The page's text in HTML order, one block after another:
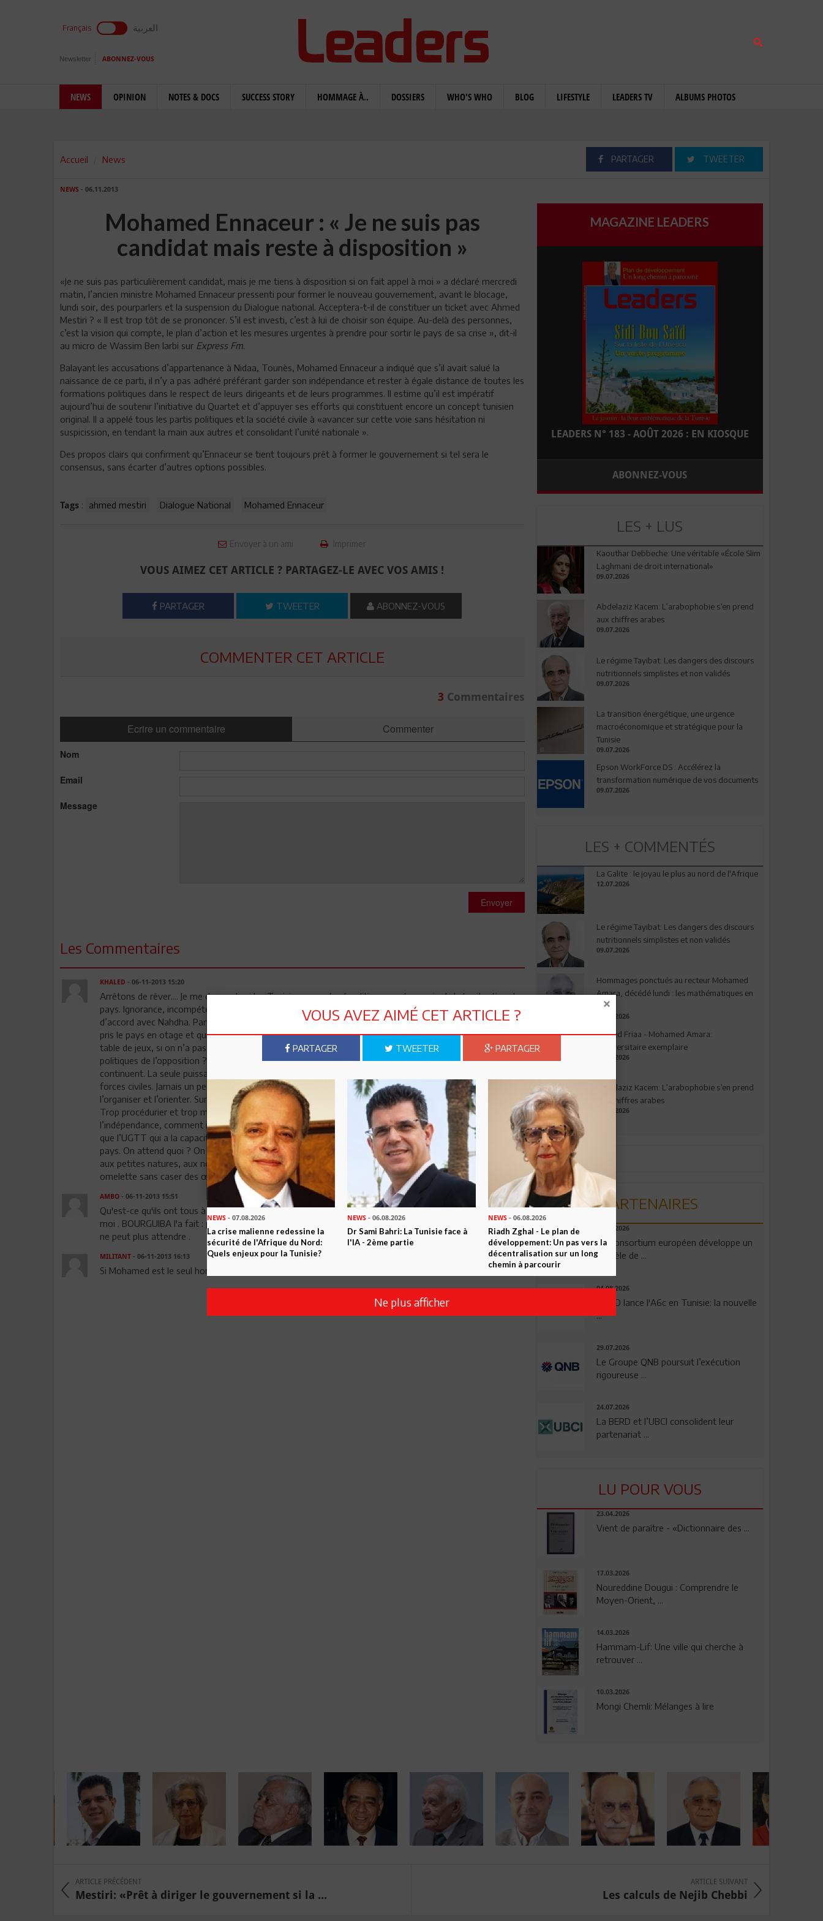
Français العربية
Newsletter ABONNEZ-VOUS
NEWS OPINION NOTES & DOCS SUCCESS STORY HOMMAGE À.. DOSSIERS WHO'S WHO BLOG LIFESTYLE LEADERS TV ALBUMS PHOTOS
Accueil News PARTAGER TWEETER
NEWS - 06.11.2013
Mohamed Ennaceur : « Je ne suis pas
candidat mais reste à disposition »
«Je ne suis pas particulièrement candidat, mais je me tiens à disposition si on fait appel à moi » a déclaré mercredi
matin, l’ancien ministre Mohamed Ennaceur pressenti pour former le nouveau gouvernement, avant le blocage,
lundi soir, des pourparlers et la suspension du Dialogue national. Acceptera-t-il de constituer un ticket avec Ahmed
Mestiri ? « Il est trop tôt de se prononcer. S’il est investi, c’est à lui de choisir son équipe. Au-delà des personnes,
c’est la vision qui compte, le plan d’action et les mesures urgentes à prendre pour sortir le pays de sa crise », dit-il
au micro de Wassim Ben larbi sur Express Fm.
Balayant les accusations d’appartenance à Nidaa, Tounès, Mohamed Ennaceur a indiqué que s’il avait salué la
naissance de ce parti, il n’y a pas adhéré préférant garder son indépendance et rester à égale distance de toutes les
formations politiques dans le respect de leurs dirigeants et de leurs programmes. Il estime qu’il est impératif
aujourd’hui de soutenir l’initiative du Quartet et d’appuyer ses efforts qui constituent encore un concept tunisien
original. Il a appelé tous les partis politiques et la société civile à «avancer sur cette voie sans hésitation ni
suspicission, en tendant la main aux autres et consolidant l’unité nationale ».
Des propos clairs qui confirment qu’Ennaceur se tient toujours prêt à former le gouvernement si tel sera le
consensus, sans écarter d’autres options possibles.
Tags : ahmed mestiri Dialogue National Mohamed Ennaceur
Envoyer à un ami Imprimer
VOUS AIMEZ CET ARTICLE ? PARTAGEZ-LE AVEC VOS AMIS !
PARTAGER TWEETER ABONNEZ-VOUS
COMMENTER CET ARTICLE
3 Commentaires
Ecrire un commentaire Commenter
Nom
Email
Message
Envoyer
Les Commentaires
KHALED - 06-11-2013 15:20
Arrêtons de rêver.... Je me demande si les Tunisiens, peuple et politique, sont conscient de la situation du
pays. Ignorance, incompétence, fatalisme, amateurisme, naïveté ? Réveillez-vous il n’y aura jamais
d’accord avec Nahdha. Parler de dialogue national avec une organisation internationale terroriste qui a
pris le pays en otage et qui ont tous les pouvoirs est une hérésie. La négociation c’est comme sur une
table de jeux, si on n’a pas les bonnes cartes on se couche, s’obstiner c’est la ruine. Quels sont les atouts
politiques de l’opposition ? Nada, strictement rien. A chaque fois ils se font rouler dans la farine et ils
continuent. La seule puissance, dans la situation actuelle, qui est capable de renverser la vapeur c’est les
forces civiles. Jamais un peuple dans l’histoire est capable de bouger seul, il lui faut toujours un guide pour
l’organiser et l’orienter. Sur la seine politique il n’y a aucun Leader qui a l’étoffe d’entraîner les foules.
Trop procédurier et trop mous. Rappelez-vous l’approche de Bourguiba pour sauver le pays après
l’indépendance, comment il a cristallisé toute la population. Reste les forces civiles. Actuellement on n’a
que l’UGTT qui a la capacité, l’expérience et la structure pour imposer la volonté du peuple et sauver le
pays. On attend quoi ? On fait quoi ? On attend le Pays sombrer dans le gouffre ou on agit ? Rappelons
aux petites natures, aux nombrilistes, et à ceux qui ont une vision courte qu’on ne peut faire une
omelette sans caser des œufs !!
AMBO- 06-11-2013 15:51
Qu'est-ce qu'ils ont tous à dire non mais..? On n'a besoin de quelqu'un qui affirme : oui je dirige , suivez
moi . BOURGUIBA l'a fait : pourquoi pas un autre ou est-ce la peur de manquer de démocratie? Le pays
ne peut plus attendre .
MILITANT - 06-11-2013 16:13
Si Mohamed est le seul homme de la situation !!!!!
MAGAZINE LEADERS
LEADERS N° 183 - AOÛT 2026 : EN KIOSQUE
ABONNEZ-VOUS
LES + LUS
Kaouthar Debbeche: Une véritable «École Slim
Laghmani de droit international»
09.07.2026
Abdelaziz Kacem: L’arabophobie s’en prend
aux chiffres arabes
09.07.2026
Le régime Tayibat: Les dangers des discours
nutritionnels simplistes et non validés
09.07.2026
La transition énergétique, une urgence
macroéconomique et stratégique pour la
Tunisie
09.07.2026
Epson WorkForce DS : Accélérez la
transformation numérique de vos documents
09.07.2026
LES + COMMENTÉS
La Galite : le joyau le plus au nord de l'Afrique
12.07.2026
Le régime Tayibat: Les dangers des discours
nutritionnels simplistes et non validés
09.07.2026
Hommages ponctués au recteur Mohamed
Amara, décédé lundi : les mathématiques en
deuil
03.08.2026
Ahmed Friaa - Mohamed Amara:
l’Universitaire exemplaire
04.08.2026
Abdelaziz Kacem: L’arabophobie s’en prend
aux chiffres arabes
09.07.2026
PARTENAIRES
06.08.2026
Un consortium européen développe un
modèle de ...
04.08.2026
OPPO lance l'A6c en Tunisie: la nouvelle
...
29.07.2026
Le Groupe QNB poursuit l’exécution
rigoureuse ...
24.07.2026
La BERD et l’UBCI consolident leur
partenariat ...
LU POUR VOUS
23.04.2026
Vient de paraître - «Dictionnaire des ...
17.03.2026
Noureddine Dougui : Comprendre le
Moyen-Orient, ...
14.03.2026
Hammam-Lif: Une ville qui cherche à
retrouver ...
10.03.2026
Mongi Chemli: Mélanges à lire
ARTICLE PRÉCÉDENT
Mestiri: «Prêt à diriger le gouvernement si la ...
ARTICLE SUIVANT
Les calculs de Nejib Chebbi
VOUS AVEZ AIMÉ CET ARTICLE ?
PARTAGER TWEETER PARTAGER
NEWS - 07.08.2026
La crise malienne redessine la
sécurité de l'Afrique du Nord:
Quels enjeux pour la Tunisie?
NEWS - 06.08.2026
Dr Sami Bahri: La Tunisie face à
l'IA - 2ème partie
NEWS- 06.08.2026
Riadh Zghal - Le plan de
développement: Un pas vers la
décentralisation sur un long
chemin à parcourir
Ne plus afficher